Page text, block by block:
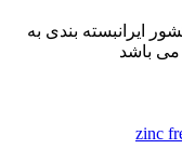
20 عددیتولید کشور ایرانبسته بندی به
باشد